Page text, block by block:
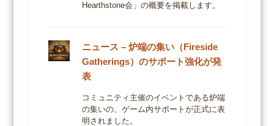
Hearthstone会」の概要を掲載します。
ニュース – 炉端の集い（Fireside
Gatherings）のサポート強化が発
表
コミュニティ主催のイベントである炉端
の集いの、ゲーム内サポートが正式に表
明されました。